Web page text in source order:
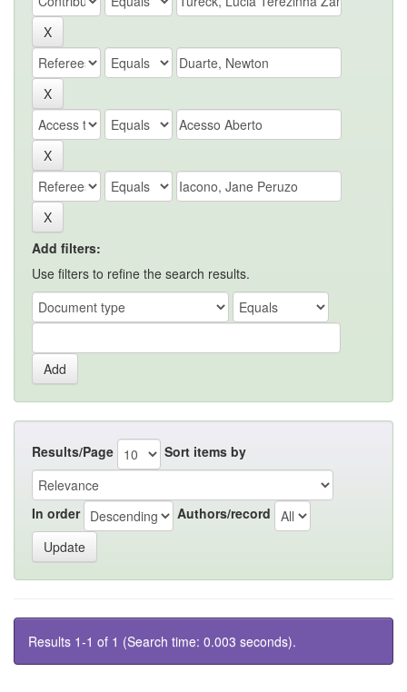
Add filters:
Use filters to refine the search results.
Results/Page Sort items by
In order Authors/record
Results 1-1 of 1 (Search time: 0.003 seconds).